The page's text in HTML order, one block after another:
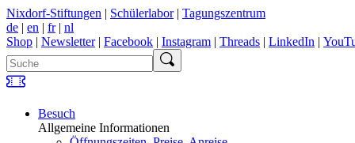
Nixdorf-Stiftungen | Schülerlabor| Tagungszentrum
de | en | fr| nl
Shop | Newsletter| Facebook | Instagram | Threads | LinkedIn |
Besuch
Allgemeine Informationen